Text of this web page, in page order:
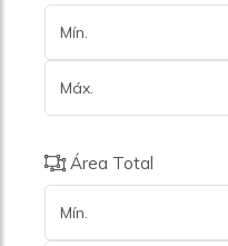
Mín.
Máx.
Área Total
Mín.